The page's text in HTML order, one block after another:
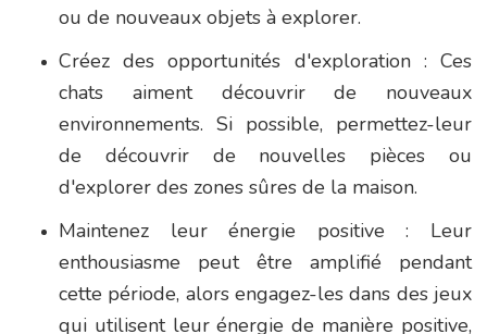
ou de nouveaux objets à explorer.
Créez des opportunités d'exploration : Ces
chats aiment découvrir de nouveaux
environnements. Si possible, permettez-leur
de découvrir de nouvelles pièces ou
d'explorer des zones sûres de la maison.
Maintenez leur énergie positive : Leur
enthousiasme peut être amplifié pendant
cette période, alors engagez-les dans des jeux
qui utilisent leur énergie de manière positive,